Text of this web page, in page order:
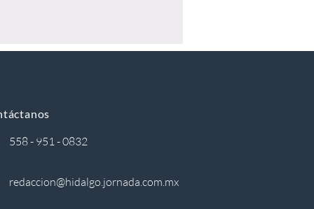
558 - 951 - 0832
redaccion@hidalgo.jornada.com.mx